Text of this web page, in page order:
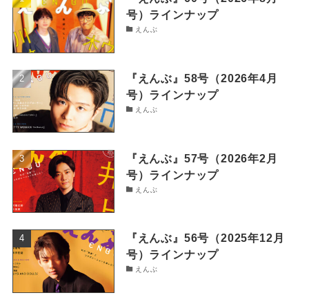
号）ラインナップ
えんぶ
『えんぶ』58号（2026年4月
号）ラインナップ
えんぶ
『えんぶ』57号（2026年2月
号）ラインナップ
えんぶ
『えんぶ』56号（2025年12月
号）ラインナップ
えんぶ